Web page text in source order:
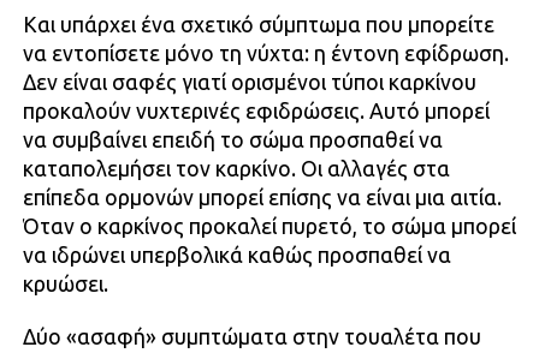
Και υπάρχει ένα σχετικό σύμπτωμα που μπορείτε
να εντοπίσετε μόνο τη νύχτα: η έντονη εφίδρωση.
Δεν είναι σαφές γιατί ορισμένοι τύποι καρκίνου
προκαλούν νυχτερινές εφιδρώσεις. Αυτό μπορεί
να συμβαίνει επειδή το σώμα προσπαθεί να
καταπολεμήσει τον καρκίνο. Οι αλλαγές στα
επίπεδα ορμονών μπορεί επίσης να είναι μια αιτία.
Όταν ο καρκίνος προκαλεί πυρετό, το σώμα μπορεί
να ιδρώνει υπερβολικά καθώς προσπαθεί να
κρυώσει.
Δύο «ασαφή» συμπτώματα στην τουαλέτα που